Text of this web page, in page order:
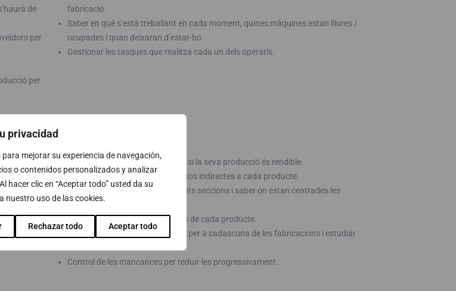
privacidad
para mejorar su experiencia de navegación,
o contenidos personalizados y analizar
hacer clic en “Aceptar todo” usted da su
nuestro uso de las cookies.
Rechazar todo Aceptar todo
de
per
per
fabricació.
Saber en què s’està treballant en cada moment, quines màquines estan lliures /
ocupades i quan deixaran d’estar-ho.
Gestionar les tasques que realitza cada un dels operaris.
a
els
de
Saber què costa cada producte i si la seva producció és rendible.
Assignar adequadament els costos indirectes a cada producte.
Separar els costos per les diferents seccions i saber on estan centrades les
Conèixer els costos teòrics i reals de cada producte.
Portar un seguiment dels costos per a cadascuna de les fabricacions i estudiar
Control de les mancances per reduir-les progressivament.